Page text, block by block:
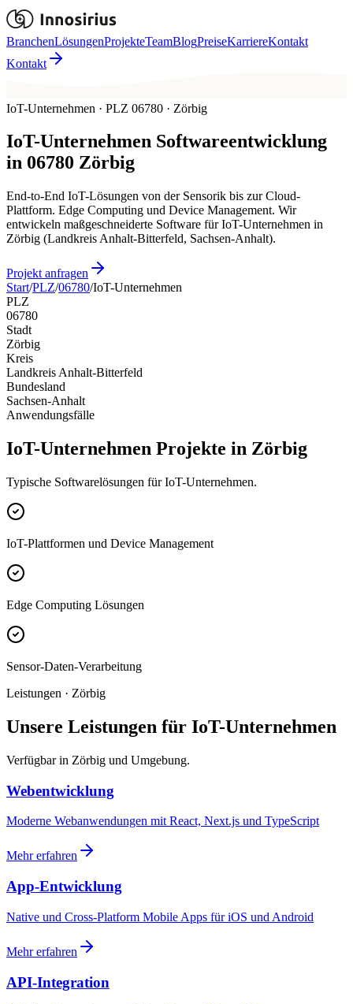
BranchenLösungenProjekteTeamBlogPreiseKarriereKontakt
Kontakt
IoT-Unternehmen · PLZ 06780 · Zörbig
IoT-Unternehmen Softwareentwicklung
in 06780 Zörbig
End-to-End IoT-Lösungen von der Sensorik bis zur Cloud-
Plattform. Edge Computing und Device Management. Wir
entwickeln maßgeschneiderte Software für IoT-Unternehmen in
Zörbig (Landkreis Anhalt-Bitterfeld, Sachsen-Anhalt).
Projekt anfragen
Start/PLZ/06780/IoT-Unternehmen
PLZ
06780
Stadt
Zörbig
Kreis
Landkreis Anhalt-Bitterfeld
Bundesland
Sachsen-Anhalt
Anwendungsfälle
IoT-Unternehmen Projekte in Zörbig
Typische Softwarelösungen für IoT-Unternehmen.
IoT-Plattformen und Device Management
Edge Computing Lösungen
Sensor-Daten-Verarbeitung
Leistungen · Zörbig
Unsere Leistungen für IoT-Unternehmen
Verfügbar in Zörbig und Umgebung.
Webentwicklung
Moderne Webanwendungen mit React, Next.js und TypeScript
Mehr erfahren
App-Entwicklung
Native und Cross-Platform Mobile Apps für iOS und Android
Mehr erfahren
API-Integration